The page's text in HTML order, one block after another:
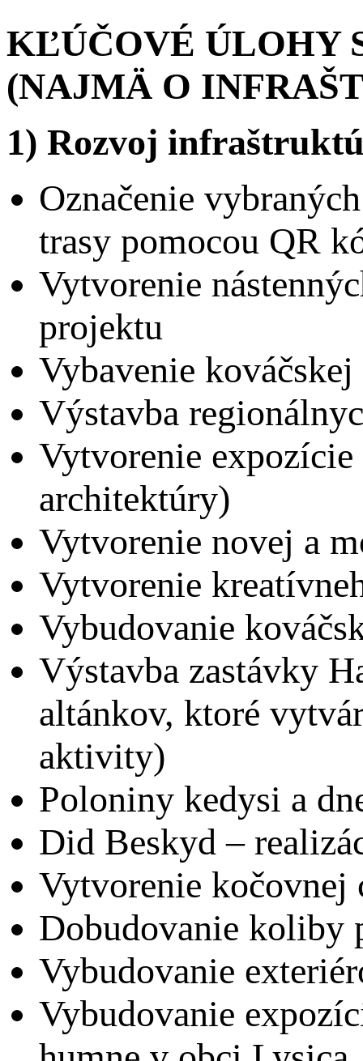
KĽÚČOVÉ ÚLOHY
(NAJMÄ O
1) Rozvoj
Označenie
trasy pomocou QR
Vytvorenie
projektu
Vybavenie
Výstavba
Vytvorenie
architektúry)
Vytvorenie novej a
Vytvorenie
Vybudovanie
Výstavba zastávky
altánkov, ktoré
aktivity)
Poloniny kedysi a
Did Beskyd –
Vytvorenie kočovnej
Dobudovanie koliby
Vybudovanie
Vybudovanie